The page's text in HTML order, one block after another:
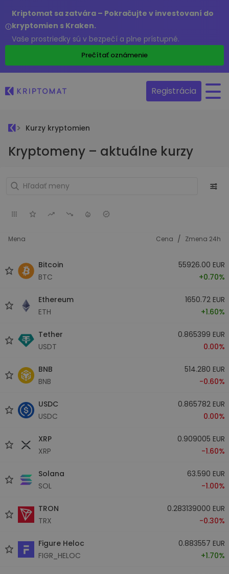
Kriptomat sa zatvára – Pokračujte v investovaní do
kryptomien s Kraken.
Vaše prostriedky sú v bezpečí a plne prístupné.
Prečítať oznámenie
Registrácia
Kurzy kryptomien
Kryptomeny – aktuálne kurzy
Mena Cena / Zmena 24h
Bitcoin
BTC
55926.00 EUR
+0.70%
Ethereum
ETH
1650.72 EUR
+1.60%
Tether
USDT
0.865399 EUR
0.00%
BNB
BNB
514.280 EUR
-0.60%
USDC
USDC
0.865782 EUR
0.00%
XRP
XRP
0.909005 EUR
-1.60%
Solana
SOL
63.590 EUR
-1.00%
TRON
TRX
0.283139000 EUR
-0.30%
Figure Heloc
FIGR_HELOC
0.883557 EUR
+1.70%